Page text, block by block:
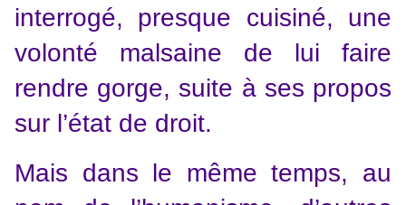
interrogé, presque cuisiné, une
volonté malsaine de lui faire
rendre gorge, suite à ses propos
sur l’état de droit.
Mais dans le même temps, au